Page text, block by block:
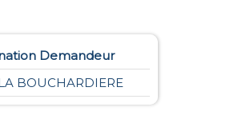
Demandeur
BOUCHARDIERE